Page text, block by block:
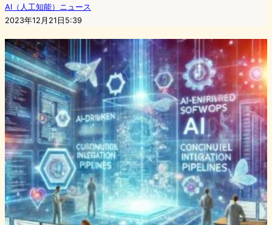
AI（人工知能）ニュース
2023年12月21日5:39